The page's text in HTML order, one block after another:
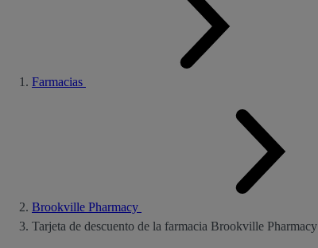
Farmacias
Brookville Pharmacy
Tarjeta de descuento de la farmacia Brookville Pharmacy